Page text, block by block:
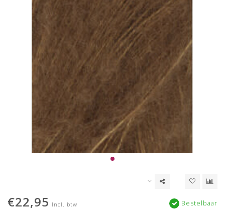
€22,95 Incl. btw Bestelbaar